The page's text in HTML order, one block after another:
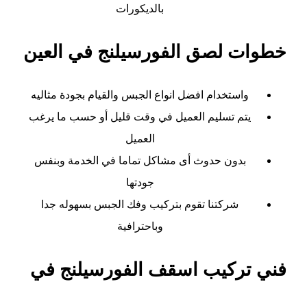
بالديكورات
خطوات لصق الفورسيلنج في العين
واستخدام افضل انواع الجبس والقيام بجودة مثاليه
يتم تسليم العميل في وقت قليل أو حسب ما يرغب
العميل
بدون حدوث أى مشاكل تماما في الخدمة وبنفس
جودتها
شركتنا تقوم بتركيب وفك الجبس بسهوله جدا
وباحترافية
فني تركيب اسقف الفورسيلنج في